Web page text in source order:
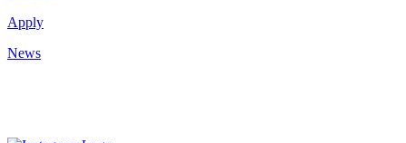
Apply
News